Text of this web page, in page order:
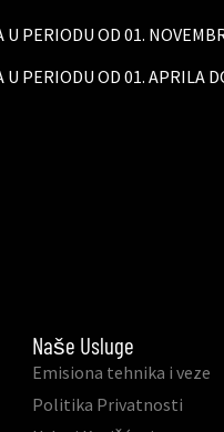
PERIODU OD 01.
U PERIODU OD 01. APRILA
Naše Usluge
Emisiona tehnika i veze
Politika Privatnosti